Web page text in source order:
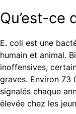
Qu’est-ce
E. coli est une
humain et animal.
inoffensives,
graves. Environ 73
signalés chaque
élevée chez les